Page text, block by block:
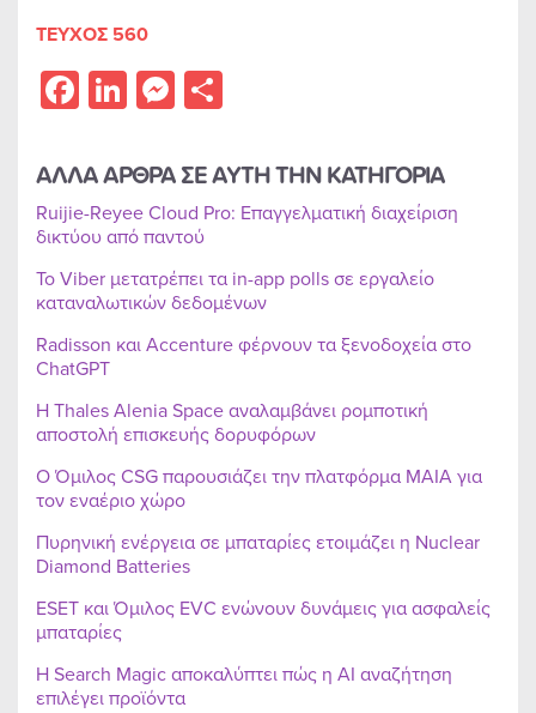
ΤΕΥΧΟΣ 560
Facebook
LinkedIn
Messenger
ΑΛΛΑ ΑΡΘΡΑ ΣΕ ΑΥΤΗ ΤΗΝ ΚΑΤΗΓΟΡΙΑ
Ruijie-Reyee Cloud Pro: Επαγγελματική διαχείριση
δικτύου από παντού
Το Viber μετατρέπει τα in-app polls σε εργαλείο
καταναλωτικών δεδομένων
Radisson και Accenture φέρνουν τα ξενοδοχεία στο
ChatGPT
Η Thales Alenia Space αναλαμβάνει ρομποτική
αποστολή επισκευής δορυφόρων
Ο Όμιλος CSG παρουσιάζει την πλατφόρμα MAIA για
τον εναέριο χώρο
Πυρηνική ενέργεια σε μπαταρίες ετοιμάζει η Nuclear
Diamond Batteries
ESET και Όμιλος EVC ενώνουν δυνάμεις για ασφαλείς
μπαταρίες
Η Search Magic αποκαλύπτει πώς η AI αναζήτηση
επιλέγει προϊόντα